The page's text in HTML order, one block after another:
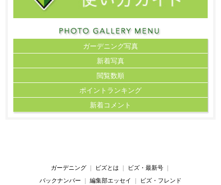
ガーデニング写真
新着写真
閲覧数順
ポイント ランキング
新着コメント
ガーデニング｜ ビズとは ｜ ビズ・最新号｜
バックナンバー ｜ 編集部エッセイ ｜ ビズ・フレンド